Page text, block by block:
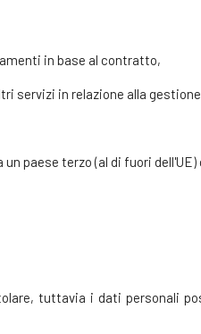
in base al contratto,
servizi in relazione alla
paese terzo (al di fuori
tuttavia i dati personali